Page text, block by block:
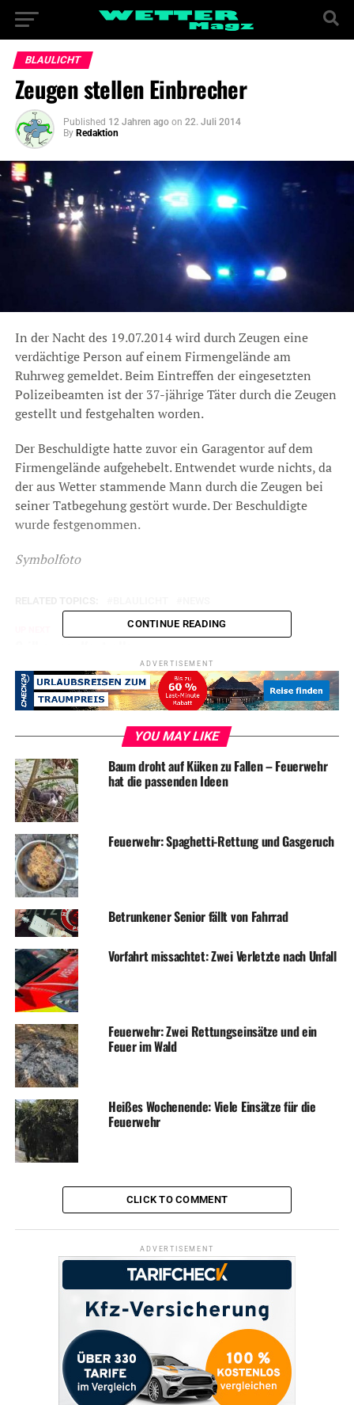
BLAULICHT
Zeugen stellen Einbrecher
Published 12 Jahren ago on 22. Juli 2014
By Redaktion
In der Nacht des 19.07.2014 wird durch Zeugen eine
verdächtige Person auf einem Firmengelände am
Ruhrweg gemeldet. Beim Eintreffen der eingesetzten
Polizeibeamten ist der 37-jährige Täter durch die Zeugen
gestellt und festgehalten worden.
Der Beschuldigte hatte zuvor ein Garagentor auf dem
Firmengelände aufgehebelt. Entwendet wurde nichts, da
der aus Wetter stammende Mann durch die Zeugen bei
seiner Tatbegehung gestört wurde. Der Beschuldigte
wurde festgenommen.
Symbolfoto
DON'T MISS
Unwetterwarnung
CONTINUE READING
ADVERTISEMENT
YOU MAY LIKE
Baum droht auf Küken zu Fallen – Feuerwehr
hat die passenden Ideen
Feuerwehr: Spaghetti-Rettung und Gasgeruch
Betrunkener Senior fällt von Fahrrad
Vorfahrt missachtet: Zwei Verletzte nach Unfall
Feuerwehr: Zwei Rettungseinsätze und ein
Feuer im Wald
Heißes Wochenende: Viele Einsätze für die
Feuerwehr
CLICK TO COMMENT
ADVERTISEMENT